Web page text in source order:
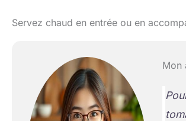
Servez chaud en entrée ou en
Mon